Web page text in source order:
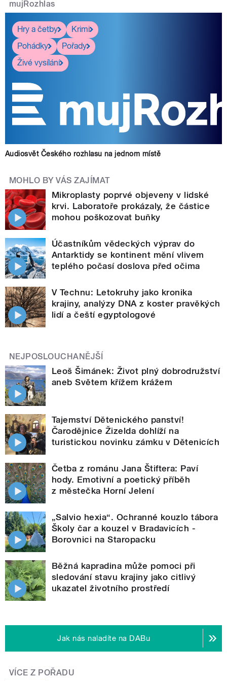
mujRozhlas
Hry a četby
Krimi
Pohádky
Pořady
Živé vysílání
Audiosvět Českého rozhlasu na jednom místě
MOHLO BY VÁS ZAJÍMAT
Mikroplasty poprvé objeveny v lidské
krvi. Laboratoře prokázaly, že částice
mohou poškozovat buňky
Účastníkům vědeckých výprav do
Antarktidy se kontinent mění vlivem
teplého počasí doslova před očima
V Technu: Letokruhy jako kronika
krajiny, analýzy DNA z koster pravěkých
lidí a čeští egyptologové
NEJPOSLOUCHANĚJŠÍ
Leoš Šimánek: Život plný dobrodružství
aneb Světem křížem krážem
Tajemství Dětenického panství!
Čarodějnice Žizelda dohlíží na
turistickou novinku zámku v Dětenicích
Četba z románu Jana Štiftera: Paví
hody. Emotivní a poetický příběh
z městečka Horní Jelení
„Salvio hexia“. Ochranné kouzlo tábora
Školy čar a kouzel v Bradavicích -
Borovnici na Staropacku
Běžná kapradina může pomoci při
sledování stavu krajiny jako citlivý
ukazatel životního prostředí
Jak nás naladíte na DABu
VÍCE Z POŘADU